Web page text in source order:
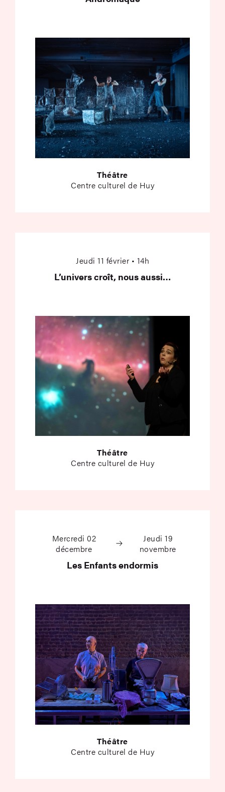
Théâtre
Centre culturel de Huy
Jeudi 11 février • 14h
L’univers croît, nous aussi…
Théâtre
Centre culturel de Huy
Mercredi 02
décembre
Jeudi 19
novembre
Les Enfants endormis
Théâtre
Centre culturel de Huy